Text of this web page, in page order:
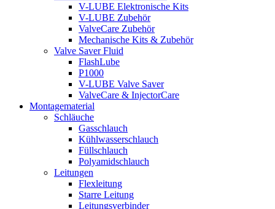
V-LUBE Elektronische Kits
V-LUBE Zubehör
ValveCare Zubehör
Mechanische Kits & Zubehör
Valve Saver Fluid
FlashLube
P1000
V-LUBE Valve Saver
ValveCare & InjectorCare
Montagematerial
Schläuche
Gasschlauch
Kühlwasserschlauch
Füllschlauch
Polyamidschlauch
Leitungen
Flexleitung
Starre Leitung
Leitungsverbinder